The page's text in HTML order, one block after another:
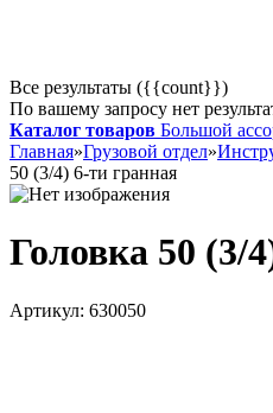
Все результаты ({{count}})
По вашему запросу нет
Каталог товаров Большой
Главная»Грузовой отдел»
50 (3/4) 6-ти гранная
Головка 50 (3/
Артикул: 630050